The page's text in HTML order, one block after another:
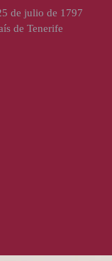
de julio de 1797
de Tenerife